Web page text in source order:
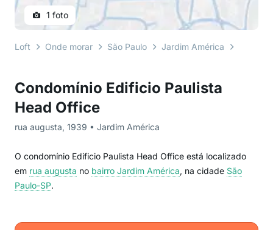
Condomínio Edificio Paulista
Head Office
rua augusta, 1939 • Jardim América
O condomínio Edificio Paulista Head Office está localizado
em rua augusta no bairro Jardim América, na cidade São
Paulo-SP.
1 foto
Loft Onde morar São Paulo Jardim América